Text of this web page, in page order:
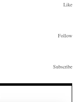
Like
Follow
Subscribe